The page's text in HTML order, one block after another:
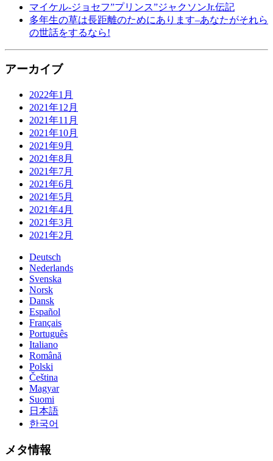
マイケル-ジョセフ”プリンス”ジャクソンJr.伝記
多年生の草は長距離のためにあります–あなたがそれら
の世話をするなら!
アーカイブ
2022年1月
2021年12月
2021年11月
2021年10月
2021年9月
2021年8月
2021年7月
2021年6月
2021年5月
2021年4月
2021年3月
2021年2月
Deutsch
Nederlands
Svenska
Norsk
Dansk
Español
Français
Português
Italiano
Română
Polski
Čeština
Magyar
Suomi
日本語
한국어
メタ情報